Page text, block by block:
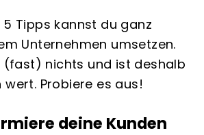
Tipps kannst du ganz
Unternehmen umsetzen.
(fast) nichts und ist deshalb
wert. Probiere es aus!
deine Kunden